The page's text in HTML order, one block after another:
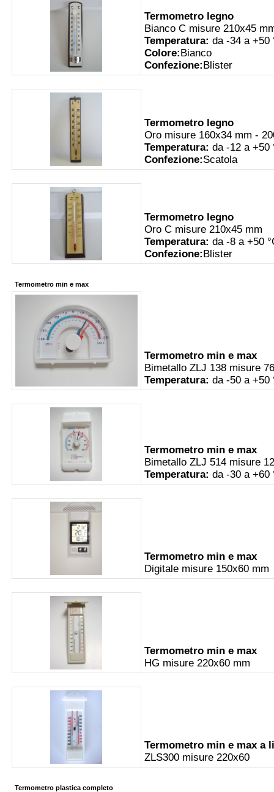
Termometro legno
Bianco C misure 210x45
Temperatura: da -34 a +50
Colore:Bianco
Confezione:Blister
Termometro legno
Oro misure 160x34 mm -
Temperatura: da -12 a +50
Confezione:Scatola
Termometro legno
Oro C misure 210x45 mm
Temperatura: da -8 a +50
Confezione:Blister
Termometro min e max
Termometro min e max
Bimetallo ZLJ 138 misure
Temperatura: da -50 a +50
Termometro min e max
Bimetallo ZLJ 514 misure
Temperatura: da -30 a +60
Termometro min e max
Digitale misure 150x60 mm
Termometro min e max
HG misure 220x60 mm
Termometro min e max a
ZLS300 misure 220x60
Termometro plastica completo